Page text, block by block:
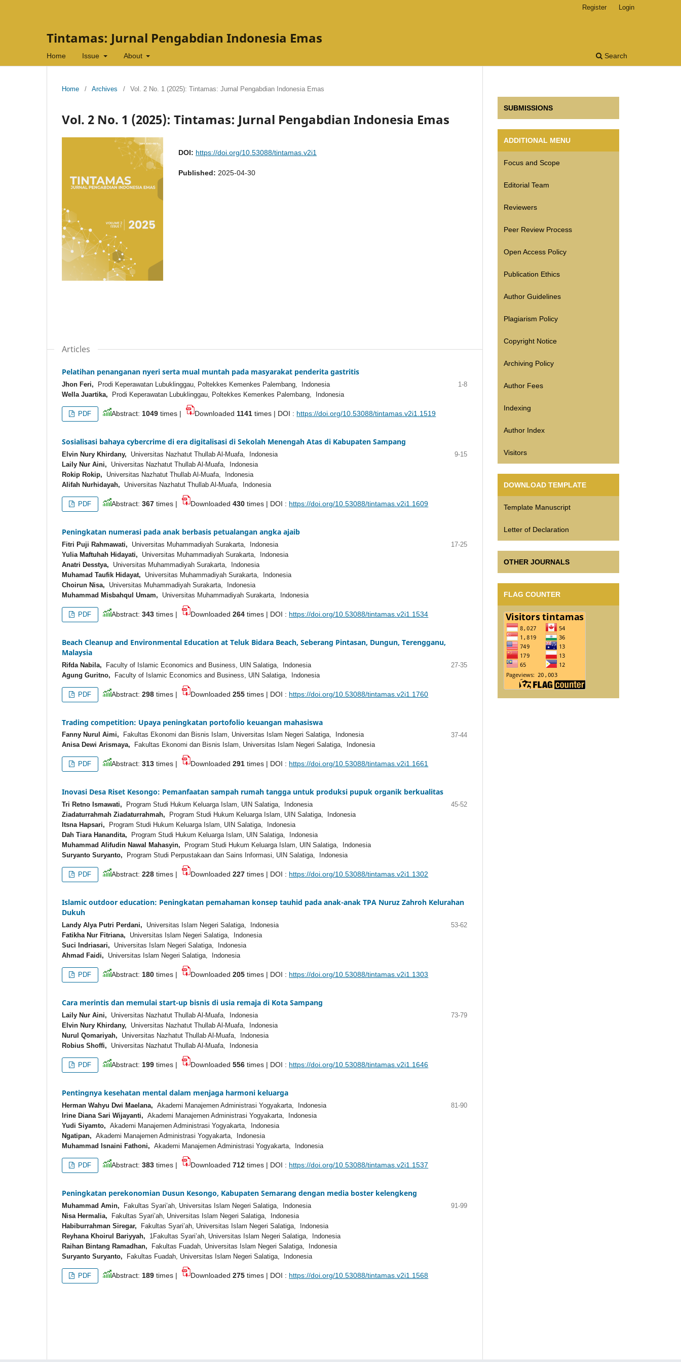
Tintamas: Jurnal Pengabdian Indonesia Emas
Home Issue About Search
Register Login
Home / Archives / Vol. 2 No. 1 (2025): Tintamas: Jurnal Pengabdian Indonesia Emas
Vol. 2 No. 1 (2025): Tintamas: Jurnal Pengabdian Indonesia Emas
DOI: https://doi.org/10.53088/tintamas.v2i1
Published: 2025-04-30
Articles
Pelatihan penanganan nyeri serta mual muntah pada masyarakat penderita gastritis
Jhon Feri, Prodi Keperawatan Lubuklinggau, Poltekkes Kemenkes Palembang, Indonesia
Wella Juartika, Prodi Keperawatan Lubuklinggau, Poltekkes Kemenkes Palembang, Indonesia
1-8
PDF Abstract: 1049 times | Downloaded 1141 times | DOI : https://doi.org/10.53088/tintamas.v2i1.1519
Sosialisasi bahaya cybercrime di era digitalisasi di Sekolah Menengah Atas di Kabupaten Sampang
Elvin Nury Khirdany, Universitas Nazhatut Thullab Al-Muafa, Indonesia
Laily Nur Aini, Universitas Nazhatut Thullab Al-Muafa, Indonesia
Rokip Rokip, Universitas Nazhatut Thullab Al-Muafa, Indonesia
Alifah Nurhidayah, Universitas Nazhatut Thullab Al-Muafa, Indonesia
9-15
PDF Abstract:367 times | Downloaded430 times | DOI : https://doi.org/10.53088/tintamas.v2i1.1609
Peningkatan numerasi pada anak berbasis petualangan angka ajaib
Fitri Puji Rahmawati, Universitas Muhammadiyah Surakarta, Indonesia
Yulia Maftuhah Hidayati, Universitas Muhammadiyah Surakarta, Indonesia
Anatri Desstya, Universitas Muhammadiyah Surakarta, Indonesia
Muhamad Taufik Hidayat, Universitas Muhammadiyah Surakarta, Indonesia
Choirun Nisa, Universitas Muhammadiyah Surakarta, Indonesia
Muhammad Misbahqul Umam, Universitas Muhammadiyah Surakarta, Indonesia
17-25
PDF Abstract:343 times | Downloaded264 times | DOI : https://doi.org/10.53088/tintamas.v2i1.1534
Beach Cleanup and Environmental Education at Teluk Bidara Beach, Seberang Pintasan, Dungun, Terengganu,
Malaysia
Rifda Nabila, Faculty of Islamic Economics and Business, UIN Salatiga, Indonesia
Agung Guritno, Faculty of Islamic Economics and Business, UIN Salatiga, Indonesia
27-35
PDF Abstract:298 times | Downloaded255 times | DOI : https://doi.org/10.53088/tintamas.v2i1.1760
Trading competition: Upaya peningkatan portofolio keuangan mahasiswa
Fanny Nurul Aimi, Fakultas Ekonomi dan Bisnis Islam, Universitas Islam Negeri Salatiga, Indonesia
Anisa Dewi Arismaya, Fakultas Ekonomi dan Bisnis Islam, Universitas Islam Negeri Salatiga, Indonesia
37-44
PDF Abstract:313 times | Downloaded291 times | DOI : https://doi.org/10.53088/tintamas.v2i1.1661
Inovasi Desa Riset Kesongo: Pemanfaatan sampah rumah tangga untuk produksi pupuk organik berkualitas
Tri Retno Ismawati, Program Studi Hukum Keluarga Islam, UIN Salatiga, Indonesia
Ziadaturrahmah Ziadaturrahmah, Program Studi Hukum Keluarga Islam, UIN Salatiga, Indonesia
Itsna Hapsari, Program Studi Hukum Keluarga Islam, UIN Salatiga, Indonesia
Dah Tiara Hanandita, Program Studi Hukum Keluarga Islam, UIN Salatiga, Indonesia
Muhammad Alifudin Nawal Mahasyin, Program Studi Hukum Keluarga Islam, UIN Salatiga, Indonesia
Suryanto Suryanto, Program Studi Perpustakaan dan Sains Informasi, UIN Salatiga, Indonesia
45-52
PDF Abstract:228 times | Downloaded227 times | DOI : https://doi.org/10.53088/tintamas.v2i1.1302
Islamic outdoor education: Peningkatan pemahaman konsep tauhid pada anak-anak TPA Nuruz Zahroh Kelurahan
Dukuh
Landy Alya Putri Perdani, Universitas Islam Negeri Salatiga, Indonesia
Fatikha Nur Fitriana, Universitas Islam Negeri Salatiga, Indonesia
Suci Indriasari, Universitas Islam Negeri Salatiga, Indonesia
Ahmad Faidi, Universitas Islam Negeri Salatiga, Indonesia
53-62
PDF Abstract:180 times | Downloaded205 times | DOI : https://doi.org/10.53088/tintamas.v2i1.1303
Cara merintis dan memulai start-up bisnis di usia remaja di Kota Sampang
Laily Nur Aini, Universitas Nazhatut Thullab Al-Muafa, Indonesia
Elvin Nury Khirdany, Universitas Nazhatut Thullab Al-Muafa, Indonesia
Nurul Qomariyah, Universitas Nazhatut Thullab Al-Muafa, Indonesia
Robius Shoffi, Universitas Nazhatut Thullab Al-Muafa, Indonesia
73-79
PDF Abstract:199 times | Downloaded556 times | DOI : https://doi.org/10.53088/tintamas.v2i1.1646
Pentingnya kesehatan mental dalam menjaga harmoni keluarga
Herman Wahyu Dwi Maelana, Akademi Manajemen Administrasi Yogyakarta, Indonesia
Irine Diana Sari Wijayanti, Akademi Manajemen Administrasi Yogyakarta, Indonesia
Yudi Siyamto, Akademi Manajemen Administrasi Yogyakarta, Indonesia
Ngatipan, Akademi Manajemen Administrasi Yogyakarta, Indonesia
Muhammad Isnaini Fathoni, Akademi Manajemen Administrasi Yogyakarta, Indonesia
81-90
PDF Abstract:383 times | Downloaded712 times | DOI : https://doi.org/10.53088/tintamas.v2i1.1537
Peningkatan perekonomian Dusun Kesongo, Kabupaten Semarang dengan media boster kelengkeng
Muhammad Amin, Fakultas Syari’ah, Universitas Islam Negeri Salatiga, Indonesia
Nisa Hermalia, Fakultas Syari’ah, Universitas Islam Negeri Salatiga, Indonesia
Habiburrahman Siregar, Fakultas Syari’ah, Universitas Islam Negeri Salatiga, Indonesia
Reyhana Khoirul Bariyyah, 1Fakultas Syari’ah, Universitas Islam Negeri Salatiga, Indonesia
Raihan Bintang Ramadhan, Fakultas Fuadah, Universitas Islam Negeri Salatiga, Indonesia
Suryanto Suryanto, Fakultas Fuadah, Universitas Islam Negeri Salatiga, Indonesia
91-99
PDF Abstract:189 times | Downloaded275 times | DOI : https://doi.org/10.53088/tintamas.v2i1.1568
SUBMISSIONS
ADDITIONAL MENU
Focus and Scope
Editorial Team
Reviewers
Peer Review Process
Open Access Policy
Publication Ethics
Author Guidelines
Plagiarism Policy
Copyright Notice
Archiving Policy
Author Fees
Indexing
Author Index
Visitors
DOWNLOAD TEMPLATE
Template Manuscript
Letter of Declaration
OTHER JOURNALS
FLAG COUNTER